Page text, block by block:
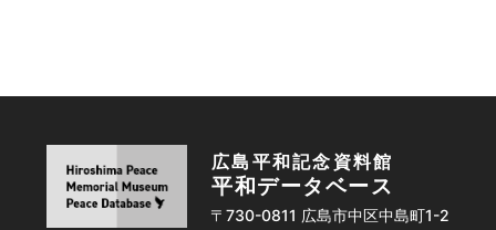
広島平和記念資料館
平和データベース
〒730-0811 広島市中区中島町1-2